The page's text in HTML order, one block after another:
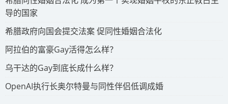
导的国家
​希腊政府向国会提交法案 促同性婚姻合法化
​阿拉伯的富豪Gay活得怎么样？
​乌干达的Gay到底长成什么样？
​OpenAI执行长奥尔特曼与同性伴侣低调成婚